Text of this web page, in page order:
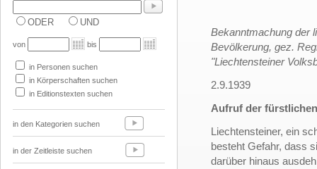
ODER UND
von bis
in Personen suchen
in Körperschaften suchen
in Editionstexten suchen
in den Kategorien suchen
in der Zeitleiste suchen
Bekanntmachung der
Bevölkerung, gez.
"Liechtensteiner
2.9.1939
Aufruf der
Liechtensteiner, ein
besteht Gefahr, dass
darüber hinaus